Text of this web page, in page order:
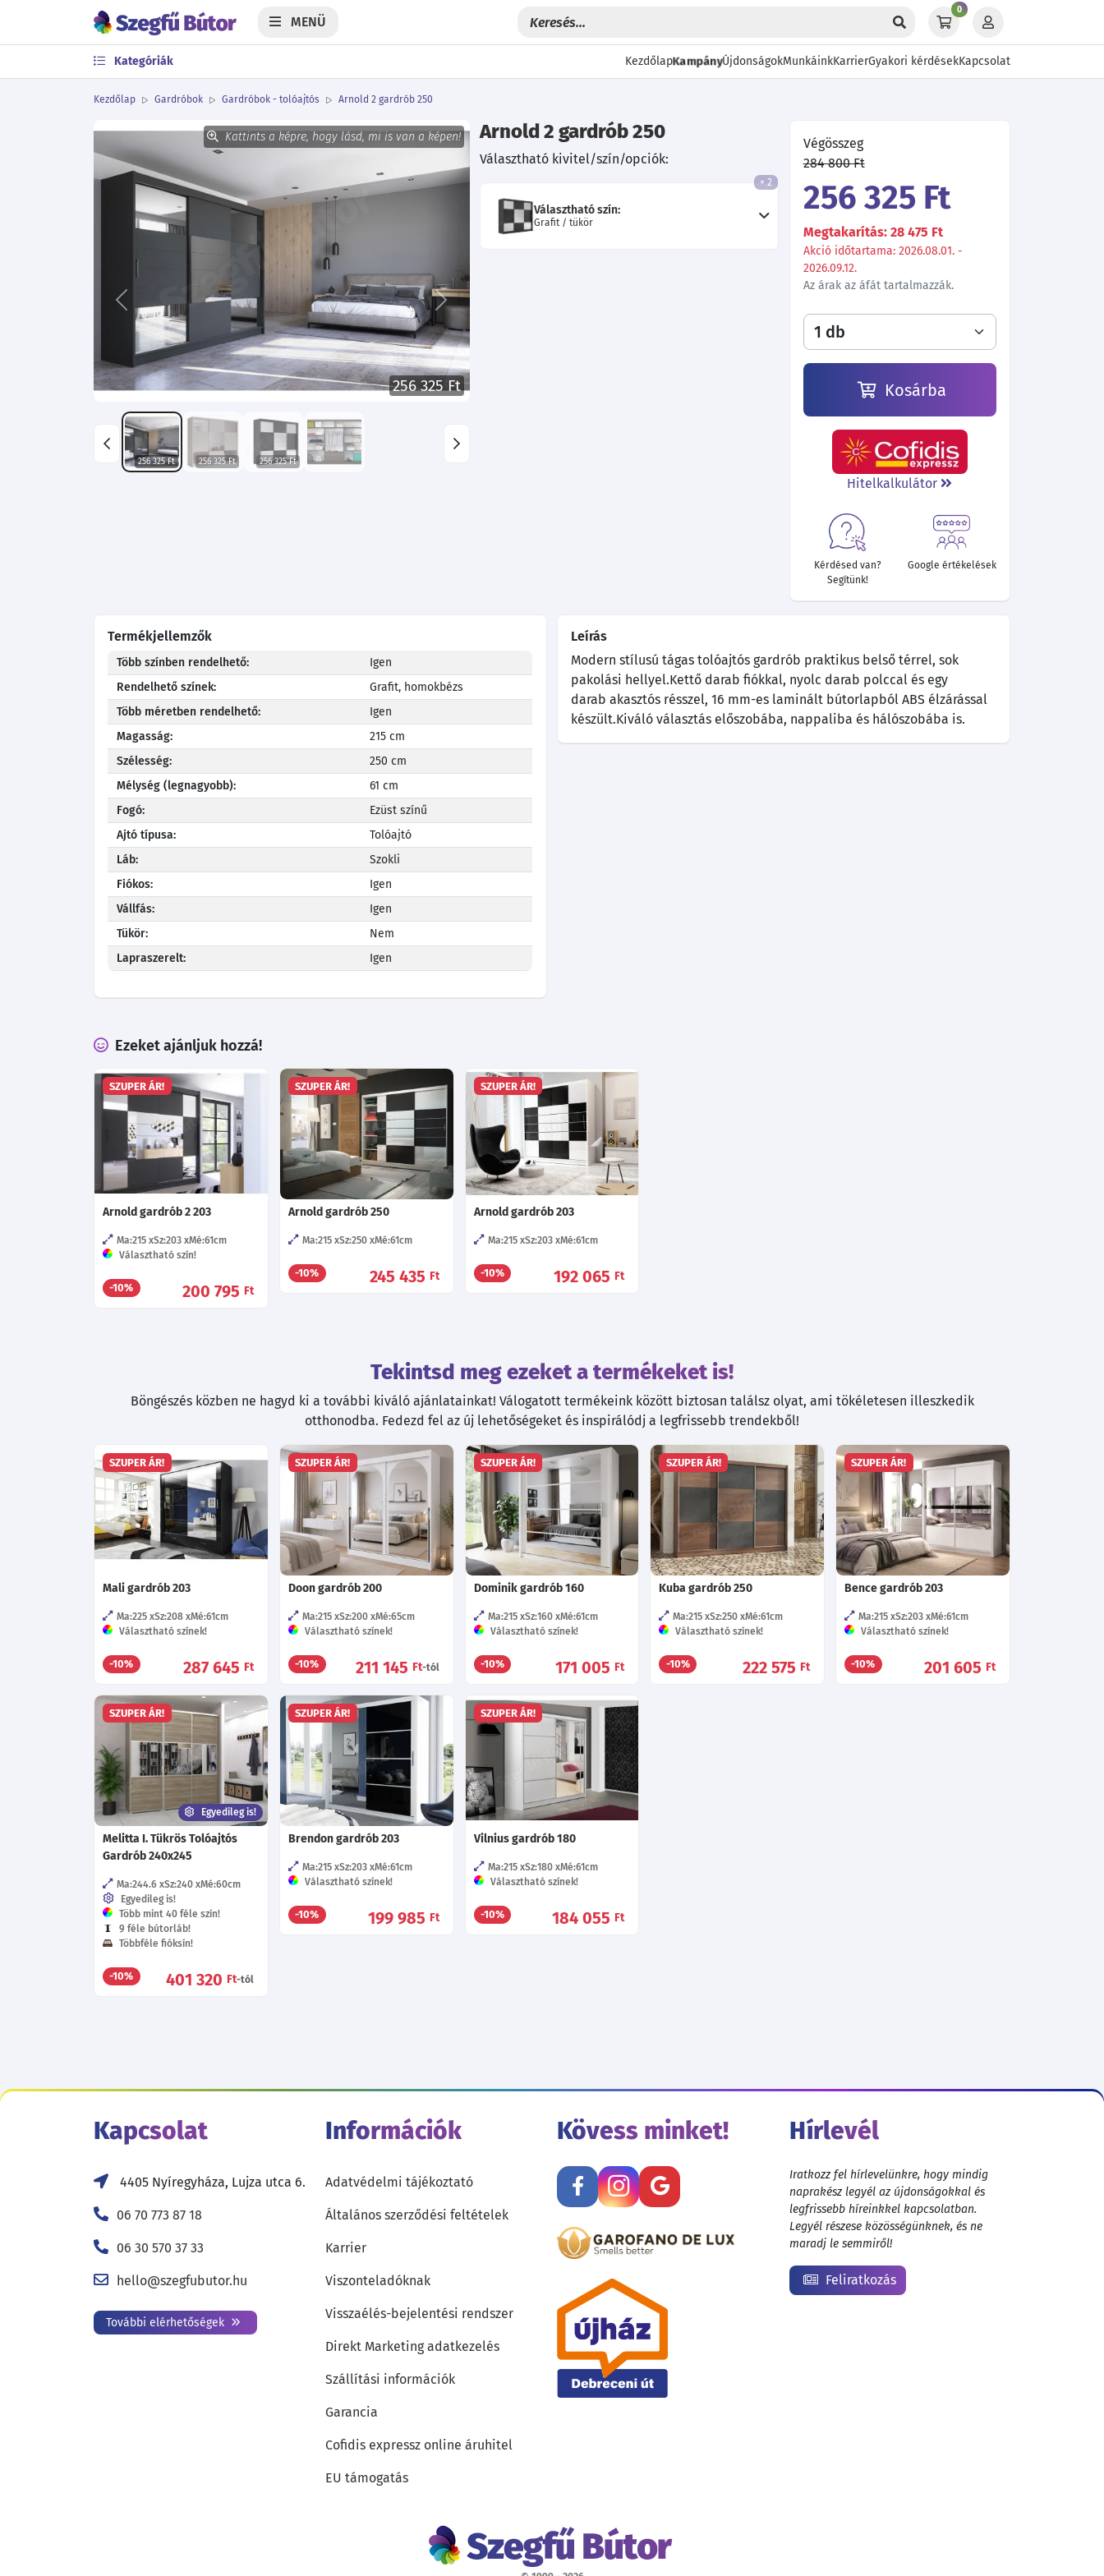
MENÜ
0
Kategóriák KezdőlapKampányÚjdonságokMunkáinkKarrierGyakori kérdésekKapcsolat
Kezdőlap Gardróbok Gardróbok - tolóajtós Arnold 2 gardrób 250
Kattints a képre, hogy lásd, mi is van a képen!
256 325 Ft
Előző Következő
256 325 Ft 256 325 Ft 256 325 Ft
Arnold 2 gardrób 250
Választható kivitel/szín/opciók:
Választható szín:
Grafit / tükör
+ 2
Végösszeg
284 800 Ft
256 325 Ft
Megtakarítás: 28 475 Ft
Akció időtartama: 2026.08.01. -
2026.09.12.
Az árak az áfát tartalmazzák.
Kosárba
Hitelkalkulátor
Kérdésed van?
Segítünk!
Google értékelések
Termékjellemzők
Több színben rendelhető:
Igen
Rendelhető színek:
Grafit, homokbézs
Több méretben rendelhető:
Igen
Magasság:
215 cm
Szélesség:
250 cm
Mélység (legnagyobb):
61 cm
Fogó:
Ezüst színű
Ajtó típusa:
Tolóajtó
Láb:
Szokli
Fiókos:
Igen
Vállfás:
Igen
Tükör:
Nem
Lapraszerelt:
Igen
Leírás
Modern stílusú tágas tolóajtós gardrób praktikus belső térrel, sok
pakolási hellyel.Kettő darab fiókkal, nyolc darab polccal és egy
darab akasztós résszel, 16 mm-es laminált bútorlapból ABS élzárással
készült.Kiváló választás előszobába, nappaliba és hálószobába is.
Ezeket ajánljuk hozzá!
SZUPER ÁR!
Arnold gardrób 2 203
Ma:215 Sz:203 Mé:61cm
Választható szín!
-10% 200 795 Ft
SZUPER ÁR!
Arnold gardrób 250
Ma:215 Sz:250 Mé:61cm
-10% 245 435 Ft
SZUPER ÁR!
Arnold gardrób 203
Ma:215 Sz:203 Mé:61cm
-10% 192 065 Ft
Tekintsd meg ezeket a termékeket is!
Böngészés közben ne hagyd ki a további kiváló ajánlatainkat! Válogatott termékeink között biztosan találsz olyat, ami tökéletesen illeszkedik
otthonodba. Fedezd fel az új lehetőségeket és inspirálódj a legfrissebb trendekből!
SZUPER ÁR!
Mali gardrób 203
Ma:225 Sz:208 Mé:61cm
Választható színek!
-10% 287 645 Ft
SZUPER ÁR!
Doon gardrób 200
Ma:215 Sz:200 Mé:65cm
Választható színek!
-10% 211 145 Ft-tól
SZUPER ÁR!
Dominik gardrób 160
Ma:215 Sz:160 Mé:61cm
Választható színek!
-10% 171 005 Ft
SZUPER ÁR!
Kuba gardrób 250
Ma:215 Sz:250 Mé:61cm
Választható színek!
-10% 222 575 Ft
SZUPER ÁR!
Bence gardrób 203
Ma:215 Sz:203 Mé:61cm
Választható színek!
-10% 201 605 Ft
SZUPER ÁR!
Egyedileg is!
Melitta I. Tükrös Tolóajtós
Gardrób 240x245
Ma:244.6 Sz:240 Mé:60cm
Egyedileg is!
Több mint 40 féle szín!
9 féle bútorláb!
Többféle fióksín!
-10% 401 320 Ft-tól
SZUPER ÁR!
Brendon gardrób 203
Ma:215 Sz:203 Mé:61cm
Választható színek!
-10% 199 985 Ft
SZUPER ÁR!
Vilnius gardrób 180
Ma:215 Sz:180 Mé:61cm
Választható színek!
-10% 184 055 Ft
Kapcsolat
4405 Nyíregyháza, Lujza utca 6.
06 70 773 87 18
06 30 570 37 33
hello@szegfubutor.hu
További elérhetőségek
Információk
Adatvédelmi tájékoztató
Általános szerződési feltételek
Karrier
Viszonteladóknak
Visszaélés-bejelentési rendszer
Direkt Marketing adatkezelés
Szállítási információk
Garancia
Cofidis expressz online áruhitel
EU támogatás
Kövess minket! Hírlevél
Iratkozz fel hírlevelünkre, hogy mindig
naprakész legyél az újdonságokkal és
legfrissebb híreinkkel kapcsolatban.
Legyél részese közösségünknek, és ne
maradj le semmiről!
Feliratkozás